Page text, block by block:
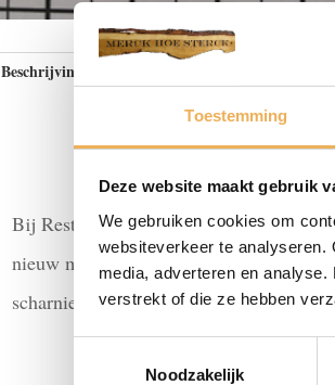
Toestemming
Deze website maakt gebruik
We gebruiken cookies om
websiteverkeer te analyseren.
media, adverteren en
verstrekt of die ze hebben
Noodzakelijk
Beschrijving
Bij Restauratieproducten bieden wij
nieuw meubel laat maken.
scharnieren of sleutelplaten die